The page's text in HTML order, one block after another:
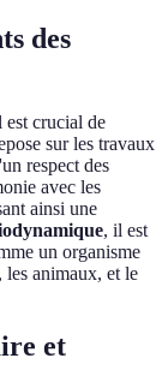
des
est crucial de
sur les travaux
respect des
avec les
ainsi une
, il est
un organisme
les animaux, et le
et